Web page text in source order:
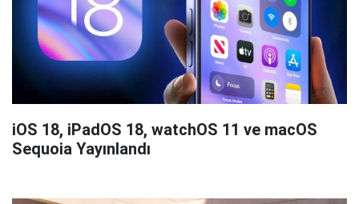
iOS 18, iPadOS 18, watchOS 11 ve macOS
Sequoia Yayınlandı